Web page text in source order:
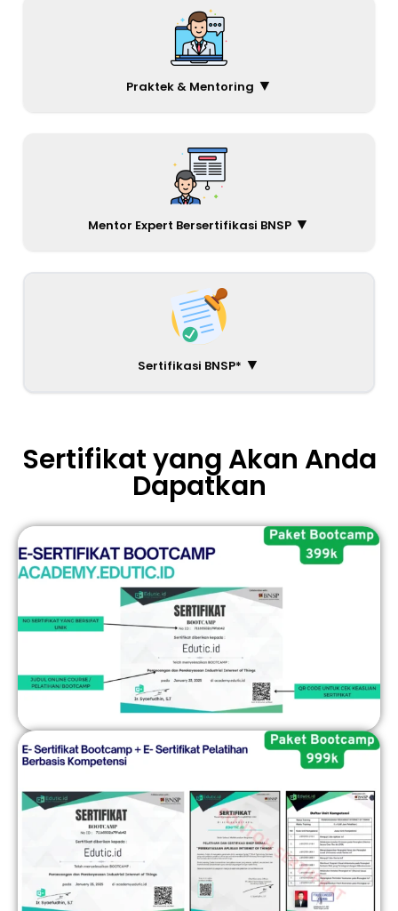
Praktek & Mentoring ▼
Mentor Expert Bersertifikasi BNSP ▼
Sertifikasi BNSP* ▼
Sertifikat yang Akan Anda
Dapatkan